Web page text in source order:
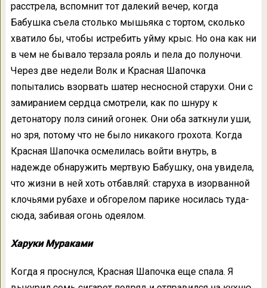
расстрела, вспомнит тот далекий вечер, когда
Бабушка съела столько мышьяка с тортом, сколько
хватило бы, чтобы истребить уйму крыс. Но она как ни
в чем не бывало терзала рояль и пела до полуночи.
Через две недели Волк и Красная Шапочка
попытались взорвать шатер несносной старухи. Они с
замиранием сердца смотрели, как по шнуру к
детонатору полз синий огонек. Они оба заткнули уши,
но зря, потому что не было никакого грохота. Когда
Красная Шапочка осмелилась войти внутрь, в
надежде обнаружить мертвую Бабушку, она увидела,
что жизни в ней хоть отбавляй: старуха в изорванной
клочьями рубахе и обгорелом парике носилась туда-
сюда, забивая огонь одеялом.
Харуки Мураками
Когда я проснулся, Красная Шапочка еще спала. Я